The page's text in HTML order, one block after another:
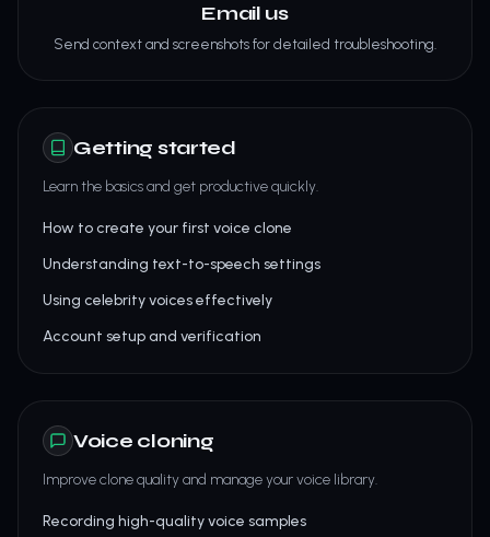
Email us
Send context and screenshots for detailed troubleshooting.
Getting started
Learn the basics and get productive quickly.
How to create your first voice clone
Understanding text-to-speech settings
Using celebrity voices effectively
Account setup and verification
Voice cloning
Improve clone quality and manage your voice library.
Recording high-quality voice samples